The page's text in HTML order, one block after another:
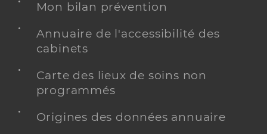
Mon bilan prévention
Annuaire de l'accessibilité des
cabinets
Carte des lieux de soins non
programmés
Origines des données annuaire